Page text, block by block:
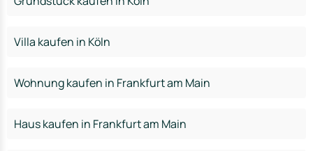
Villa kaufen in Köln
Wohnung kaufen in Frankfurt am Main
Haus kaufen in Frankfurt am Main